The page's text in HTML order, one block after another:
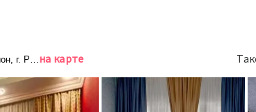
г. Ростов-на-Дону, ул. Мичуринская, д. 2
на карте